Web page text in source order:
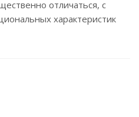
отличаться, с
характеристик